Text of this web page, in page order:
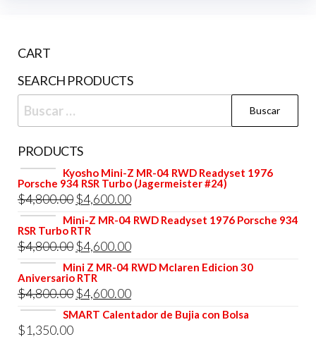
CART
SEARCH PRODUCTS
Buscar:
PRODUCTS
Kyosho Mini-Z MR-04 RWD Readyset 1976
Porsche 934 RSR Turbo (Jagermeister #24)
$4,800.00 El
precio
original
era:
$4,800.00.
$4,600.00El
precio
es:
Mini-Z MR-04 RWD Readyset 1976 Porsche 934
RSR Turbo RTR
$4,800.00 El
precio
original
era:
$4,600.00El
precio
es:
$4,600.00.
Mini Z MR-04 RWD Mclaren Edicion 30
Aniversario RTR
$4,800.00 El
precio
$4,600.00El
precio
SMART Calentador de Bujia con Bolsa
$1,350.00